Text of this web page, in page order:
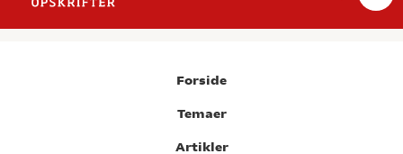
Forside
Temaer
Artikler